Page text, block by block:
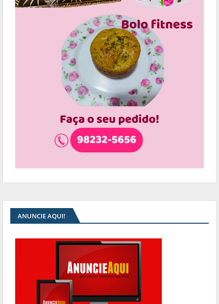
ANUNCIE AQUI!